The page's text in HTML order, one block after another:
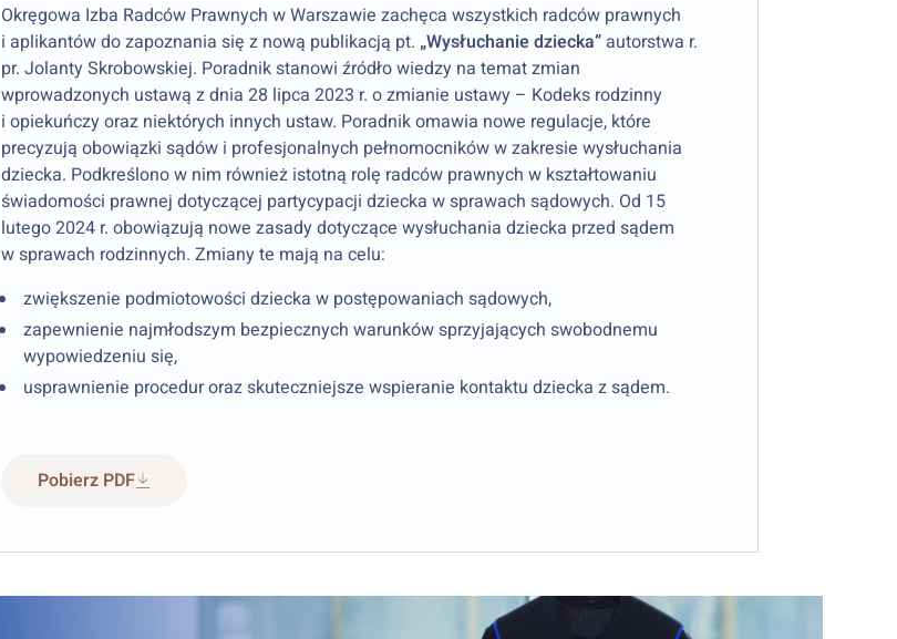
Okręgowa Izba Radców Prawnych w Warszawie zachęca wszystkich radców prawnych
i aplikantów do zapoznania się z nową publikacją pt. „Wysłuchanie dziecka”autorstwa r.
pr. Jolanty Skrobowskiej. Poradnik stanowi źródło wiedzy na temat zmian
wprowadzonych ustawą z dnia 28 lipca 2023 r. o zmianie ustawy – Kodeks rodzinny
i opiekuńczy oraz niektórych innych ustaw. Poradnik omawia nowe regulacje, które
precyzują obowiązki sądów i profesjonalnych pełnomocników w zakresie wysłuchania
dziecka. Podkreślono w nim również istotną rolę radców prawnych w kształtowaniu
świadomości prawnej dotyczącej partycypacji dziecka w sprawach sądowych. Od 15
lutego 2024 r. obowiązują nowe zasady dotyczące wysłuchania dziecka przed sądem
w sprawach rodzinnych. Zmiany te mają na celu:
zwiększenie podmiotowości dziecka w postępowaniach sądowych,
zapewnienie najmłodszym bezpiecznych warunków sprzyjających swobodnemu
wypowiedzeniu się,
usprawnienie procedur oraz skuteczniejsze wspieranie kontaktu dziecka z sądem.
Pobierz PDF